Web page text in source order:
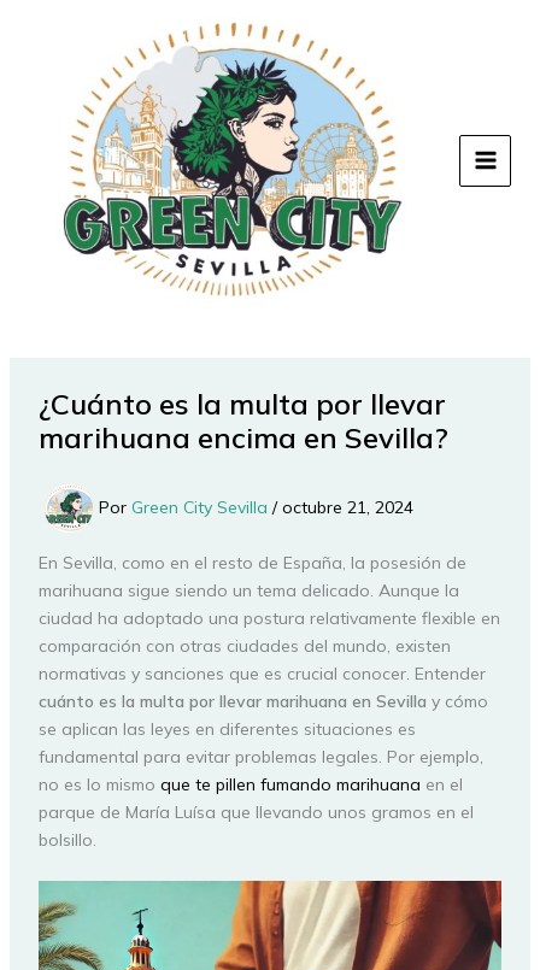
¿Cuánto es la multa por llevar
marihuana encima en Sevilla?
Por Green City Sevilla /octubre 21, 2024
En Sevilla, como en el resto de España, la posesión de
marihuana sigue siendo un tema delicado. Aunque la
ciudad ha adoptado una postura relativamente flexible en
comparación con otras ciudades del mundo, existen
normativas y sanciones que es crucial conocer. Entender
cuánto es la multa por llevar marihuana en Sevilla y cómo
se aplican las leyes en diferentes situaciones es
fundamental para evitar problemas legales. Por ejemplo,
no es lo mismo que te pillen fumando marihuana en el
parque de María Luísa que llevando unos gramos en el
bolsillo.